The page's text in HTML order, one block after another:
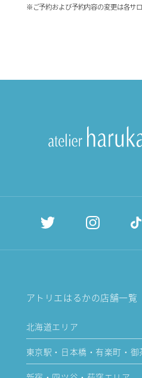
※ご予約および予約内容の変更は各サ
アトリエはるかの店舗一覧
北海道エリア
東京駅・日本橋・有楽町・御